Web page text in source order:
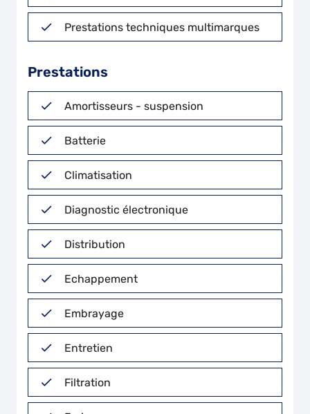
Prestations techniques multimarques
Prestations
Amortisseurs - suspension
Batterie
Climatisation
Diagnostic électronique
Distribution
Echappement
Embrayage
Entretien
Filtration